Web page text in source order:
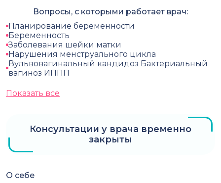
Вопросы, с которыми работает врач:
Планирование беременности
Беременность
Заболевания шейки матки
Нарушения менструального цикла
Вульвовагинальный кандидоз Бактериальный
вагиноз ИППП
Показать все
Консультации у врача временно
закрыты
О себе